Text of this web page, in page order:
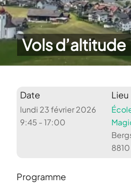
Vols d’altitude
Date
lundi 23 février 2026
9:45 - 17:00
Lieu
Programme